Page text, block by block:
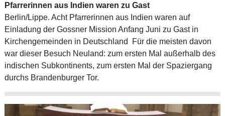
Pfarrerinnen aus Indien waren zu Gast
Berlin/Lippe. Acht Pfarrerinnen aus Indien waren auf
Einladung der Gossner Mission Anfang Juni zu Gast in
Kirchengemeinden in Deutschland Für die meisten davon
war dieser Besuch Neuland: zum ersten Mal außerhalb des
indischen Subkontinents, zum ersten Mal der Spaziergang
durchs Brandenburger Tor.